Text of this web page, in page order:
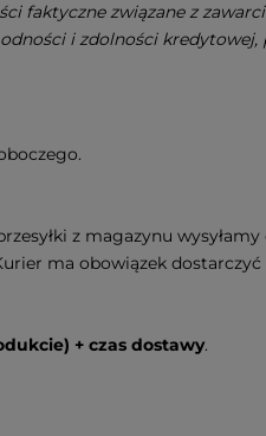
faktyczne związane z
i zdolności kredytowej,
z magazynu
ma obowiązek dostarczyć
+ czas dostawy.